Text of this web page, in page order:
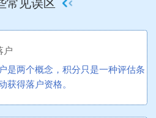
常见误区
户
是两个概念，积分只是一种评估条
获得落户资格。